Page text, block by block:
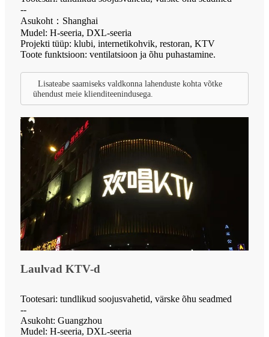
--
Asukoht：Shanghai
Mudel: H-seeria, DXL-seeria
Projekti tüüp: klubi, internetikohvik, restoran, KTV
Toote funktsioon: ventilatsioon ja õhu puhastamine.
Lisateabe saamiseks valdkonna lahenduste kohta võtke
ühendust meie klienditeenindusega.
Laulvad KTV-d
Tootesari: tundlikud soojusvahetid, värske õhu seadmed
--
Asukoht: Guangzhou
Mudel: H-seeria, DXL-seeria